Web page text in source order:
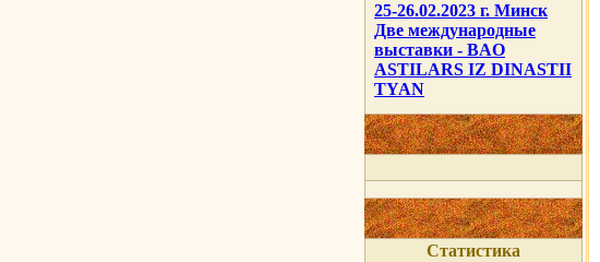
25-26.02.2023 г. Минск
Две международные
выставки - BAO
ASTILARS IZ DINASTII
TYAN
Статистика